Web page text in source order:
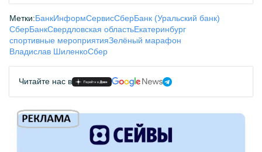
Метки:БанкИнформСервисСберБанк (Уральский банк)
СберБанкСвердловская областьЕкатеринбург
спортивные мероприятияЗелёный марафон
Владислав ШиленкоСбер
Читайте нас в